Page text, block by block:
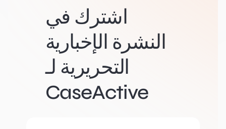
اشترك في
النشرة الإخبارية
التحريرية لـ
CaseActive